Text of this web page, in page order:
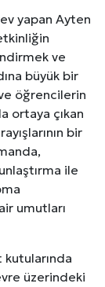
yapan Ayten
ve
büyük bir
öğrencilerin
ortaya çıkan
bir
ile
umutları
kutularında
üzerindeki